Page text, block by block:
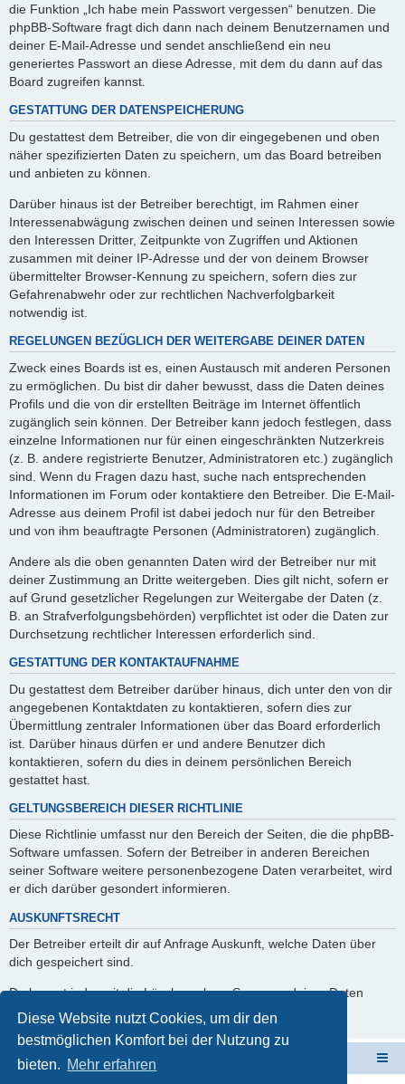
Diese Website nutzt Cookies, um dir den
bestmöglichen Komfort bei der Nutzung zu
bieten. Mehr erfahren
die Funktion „Ich habe mein Passwort vergessen“ benutzen. Die
phpBB-Software fragt dich dann nach deinem Benutzernamen und
deiner E-Mail-Adresse und sendet anschließend ein neu
generiertes Passwort an diese Adresse, mit dem du dann auf das
Board zugreifen kannst.
GESTATTUNG DER DATENSPEICHERUNG
Du gestattest dem Betreiber, die von dir eingegebenen und oben
näher spezifizierten Daten zu speichern, um das Board betreiben
und anbieten zu können.
Darüber hinaus ist der Betreiber berechtigt, im Rahmen einer
Interessenabwägung zwischen deinen und seinen Interessen sowie
den Interessen Dritter, Zeitpunkte von Zugriffen und Aktionen
zusammen mit deiner IP-Adresse und der von deinem Browser
übermittelter Browser-Kennung zu speichern, sofern dies zur
Gefahrenabwehr oder zur rechtlichen Nachverfolgbarkeit
notwendig ist.
REGELUNGEN BEZÜGLICH DER WEITERGABE DEINER DATEN
Zweck eines Boards ist es, einen Austausch mit anderen Personen
zu ermöglichen. Du bist dir daher bewusst, dass die Daten deines
Profils und die von dir erstellten Beiträge im Internet öffentlich
zugänglich sein können. Der Betreiber kann jedoch festlegen, dass
einzelne Informationen nur für einen eingeschränkten Nutzerkreis
(z. B. andere registrierte Benutzer, Administratoren etc.) zugänglich
sind. Wenn du Fragen dazu hast, suche nach entsprechenden
Informationen im Forum oder kontaktiere den Betreiber. Die E-Mail-
Adresse aus deinem Profil ist dabei jedoch nur für den Betreiber
und von ihm beauftragte Personen (Administratoren) zugänglich.
Andere als die oben genannten Daten wird der Betreiber nur mit
deiner Zustimmung an Dritte weitergeben. Dies gilt nicht, sofern er
auf Grund gesetzlicher Regelungen zur Weitergabe der Daten (z.
B. an Strafverfolgungsbehörden) verpflichtet ist oder die Daten zur
Durchsetzung rechtlicher Interessen erforderlich sind.
GESTATTUNG DER KONTAKTAUFNAHME
Du gestattest dem Betreiber darüber hinaus, dich unter den von dir
angegebenen Kontaktdaten zu kontaktieren, sofern dies zur
Übermittlung zentraler Informationen über das Board erforderlich
ist. Darüber hinaus dürfen er und andere Benutzer dich
kontaktieren, sofern du dies in deinem persönlichen Bereich
gestattet hast.
GELTUNGSBEREICH DIESER RICHTLINIE
Diese Richtlinie umfasst nur den Bereich der Seiten, die die phpBB-
Software umfassen. Sofern der Betreiber in anderen Bereichen
seiner Software weitere personenbezogene Daten verarbeitet, wird
er dich darüber gesondert informieren.
AUSKUNFTSRECHT
Der Betreiber erteilt dir auf Anfrage Auskunft, welche Daten über
dich gespeichert sind.
Du kannst jederzeit die Löschung bzw. Sperrung deiner Daten
verlangen. Kontaktiere hierzu bitte den Betreiber.
ElabNET Technik Forum